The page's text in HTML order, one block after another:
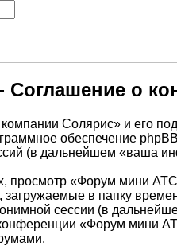
о
Солярис» и его
обеспечение
(в дальнейшем «ваша
«Форум мини
в папку
сессии (в
«Форум мини